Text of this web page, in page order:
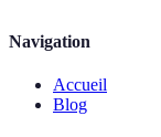
Navigation
Accueil
Blog